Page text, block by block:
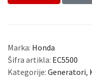
Marka: Honda
Šifra artikla: EC5500
Kategorije: Generatori,